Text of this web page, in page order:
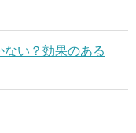
い？効果のある